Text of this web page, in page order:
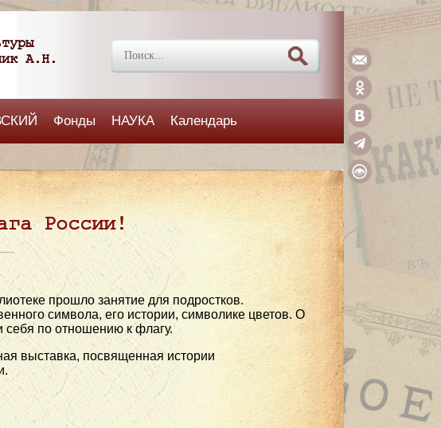
А.Н.
Фонды НАУКА Календарь
России!
прошло занятие для подростков.
символа, его истории, символике цветов. О
себя по отношению к флагу.
выставка, посвященная истории